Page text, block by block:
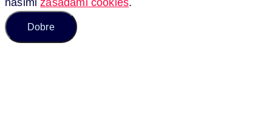
našimizásadami cookies.
Dobre